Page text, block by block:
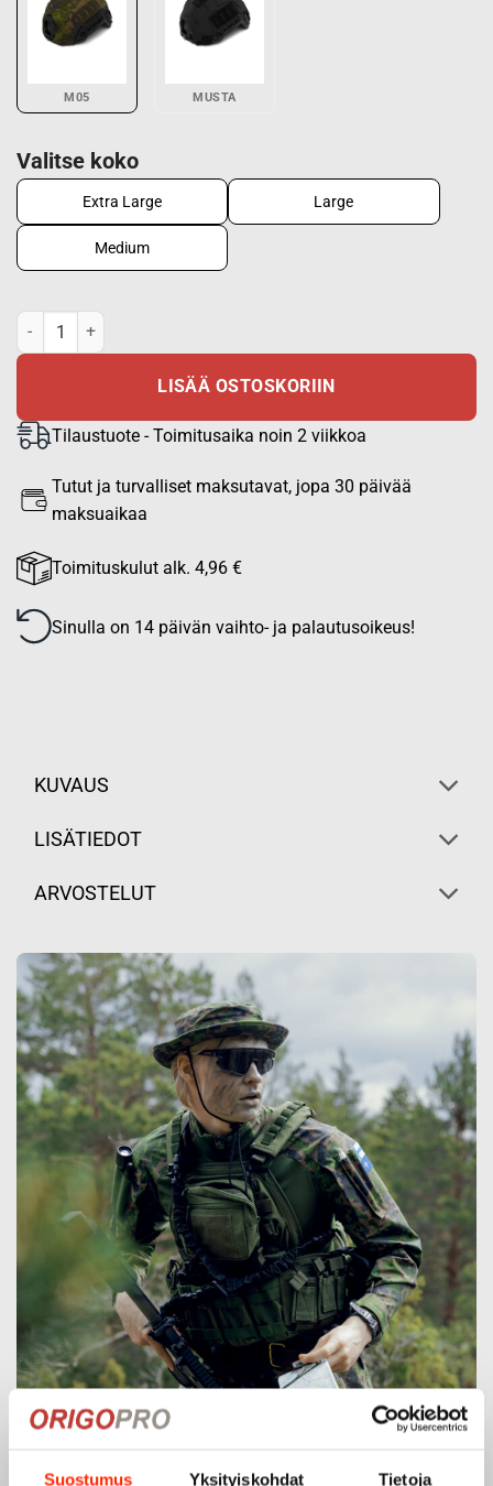
Suostumus Yksityiskohdat Tietoja
M05 MUSTA
Valitse koko
Extra Large Large
Medium
PGD ARCH/MICH Kypäränpäällinen M05 määrä
LISÄÄ OSTOSKORIIN
Tilaustuote - Toimitusaika noin 2 viikkoa
Tutut ja turvalliset maksutavat, jopa 30 päivää
maksuaikaa
Toimituskulut alk. 4,96 €
Sinulla on 14 päivän vaihto- ja palautusoikeus!
KUVAUS
LISÄTIEDOT
ARVOSTELUT